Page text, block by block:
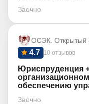
Заочно
ОСЭК. Открытый
10 отзывов
4.7
Юриспруденция
обеспечению
Заочно